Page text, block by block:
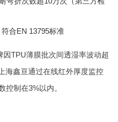
合EN 13795标准
因TPU薄膜批次间透湿率波动超
海鑫亘通过在线红外厚度监控
控制在3%以内。